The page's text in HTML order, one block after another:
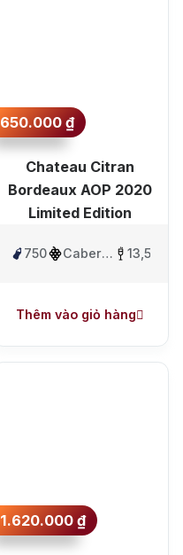
650.000₫
Chateau Citran
Bordeaux AOP 2020
Limited Edition
750mlCabernet
Merlot
13,5%
Thêm vào giỏ hàng
1.620.000₫